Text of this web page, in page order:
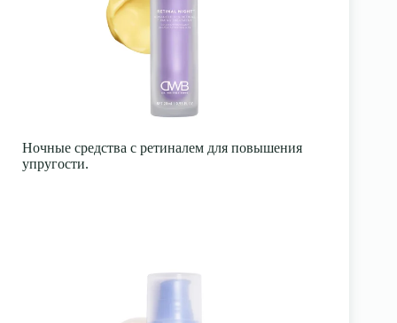
Ночные средства с ретиналем для повышения
упругости.